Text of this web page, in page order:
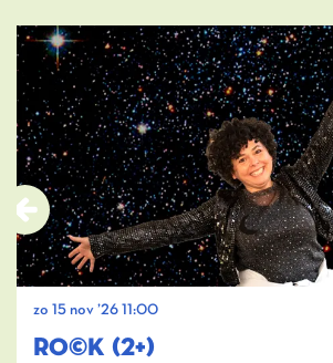
RO©K (2+)
zo 15 nov ’26 11:00